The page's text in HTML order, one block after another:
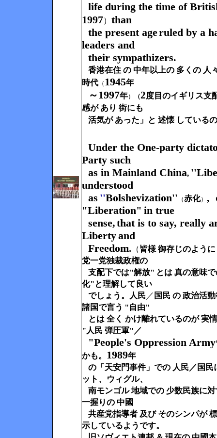
life during the time of
1997） than
the present ageruled by a
leaders and
their sympathizers.
香港在住 の 中年以上の 多くの 人
時代 （ 1945年
～1997年） （2度目のイギリス支
感が あり 街にも
活気が あった」と 述懐 している
Under the One-party
Party such
as in Mainland China, ''
understood
as ''Bolshevization'' （赤化） ,
"Liberation" in true
sense,that is to say, really
Libertyand
Freedom. （皆様 御存じのよう
党一党独裁政権の
支配下では"解放" とは 真の意味
化"と理解して良い
でしょう。人民 ／ 国民 の 政治活
諸国で言う "自由"
とは 全く かけ離れているのが 実情
"人民 弾圧軍"／
"People's Oppression Army
かも。 1989年
の「天安門事件」での 人民／国民
ット、ウィグル、
南モンゴル 地域での 少数民族に
一握りの 中國
共産党指導者 及び そのシンパが
示しているようです。